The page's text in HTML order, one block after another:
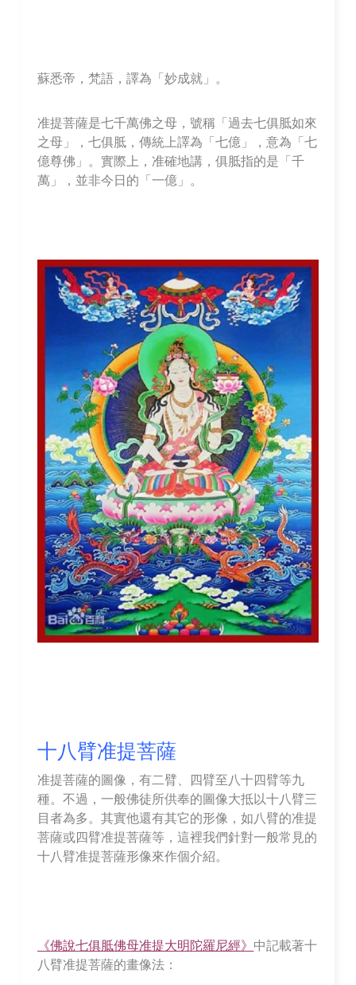
蘇悉帝，梵語，譯為「妙成就」。
准提菩薩是七千萬佛之母，號稱「過去七俱胝如來
之母」，七俱胝，傳統上譯為「七億」，意為「七
億尊佛」。實際上，准確地講，俱胝指的是「千
萬」，並非今日的「一億」。
十八臂准提菩薩
准提菩薩的圖像，有二臂、四臂至八十四臂等九
種。不過，一般佛徒所供奉的圖像大抵以十八臂三
目者為多。其實他還有其它的形像，如八臂的准提
菩薩或四臂准提菩薩等，這裡我們針對一般常見的
十八臂准提菩薩形像來作個介紹。
《佛說七俱胝佛母准提大明陀羅尼經》 中記載著十
八臂准提菩薩的畫像法：